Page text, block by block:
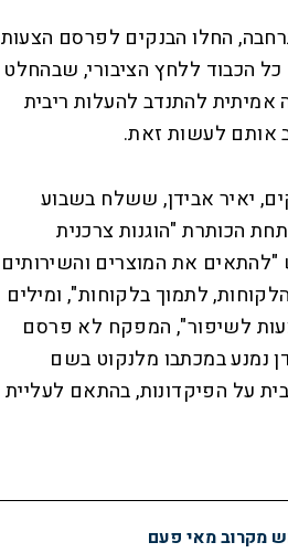
החלו הבנקים לפרסם הצעות
הכבוד ללחץ הציבורי, שבהחלט
אמיתית להתנדב להעלות ריבית
אותם לעשות זאת.
יאיר אבידן, ששלח בשבוע
הכותרת "הוגנות צרכנית
"להתאים את המוצרים והשירותים
לתמוך בלקוחות", ומילים
לשיפור", המפקח לא פרסם
נמנע במכתבו מלנקוט בשם
על הפיקדונות, בהתאם לעליית
מקרוב מאי פעם